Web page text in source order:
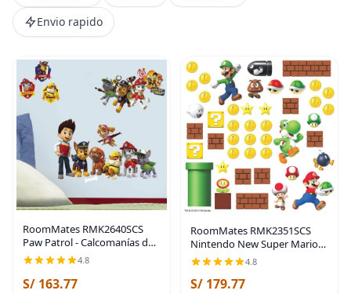
Envio rapido
RoomMates RMK2640SCS
Paw Patrol - Calcomanías de
pared para despegar y pegar
(10 x 18 pulgadas)
4.8
S/ 163.77
RoomMates RMK2351SCS
Nintendo New Super Mario
Bros Adhesivos para pared
multicolor
4.8
S/ 179.77